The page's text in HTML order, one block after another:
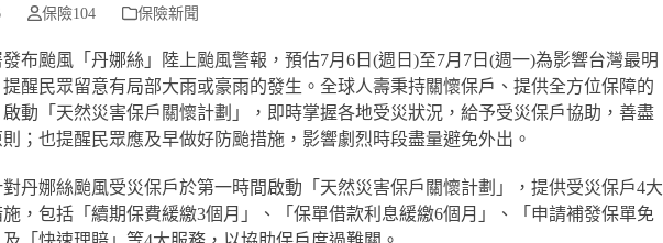
保險104 保險新聞
布颱風「丹娜絲」陸上颱風警報，預估7月6日(週日)至7月7日(週一)為影響台灣最明
醒民眾留意有局部大雨或豪雨的發生。全球人壽秉持關懷保戶、提供全方位保障的
動「天然災害保戶關懷計劃」，即時掌握各地受災狀況，給予受災保戶協助，善盡
；也提醒民眾應及早做好防颱措施，影響劇烈時段盡量避免外出。
丹娜絲颱風受災保戶於第一時間啟動「天然災害保戶關懷計劃」，提供受災保戶4大
施，包括「續期保費緩繳3個月」、「保單借款利息緩繳6個月」、「申請補發保單免